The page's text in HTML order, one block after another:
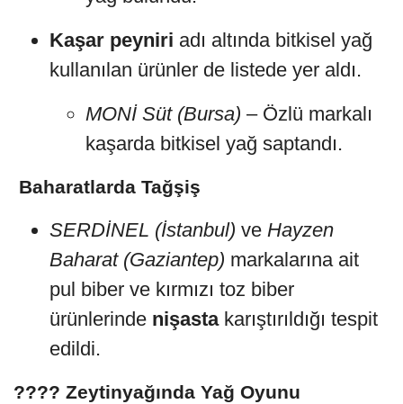
Kaşar peyniri adı altında bitkisel yağ
kullanılan ürünler de listede yer aldı.
MONİ Süt (Bursa) – Özlü markalı
kaşarda bitkisel yağ saptandı.
️ Baharatlarda Tağşiş
SERDİNEL (İstanbul) ve Hayzen
Baharat (Gaziantep) markalarına ait
pul biber ve kırmızı toz biber
ürünlerinde nişastakarıştırıldığı tespit
edildi.
???? Zeytinyağında Yağ Oyunu